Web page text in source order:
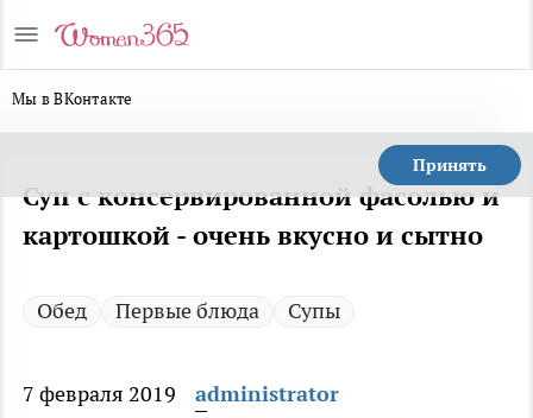
Мы в ВКонтакте
Принять
Суп с консервированной фасолью и
картошкой - очень вкусно и сытно
Обед Первые блюда Супы
7 февраля 2019 administrator